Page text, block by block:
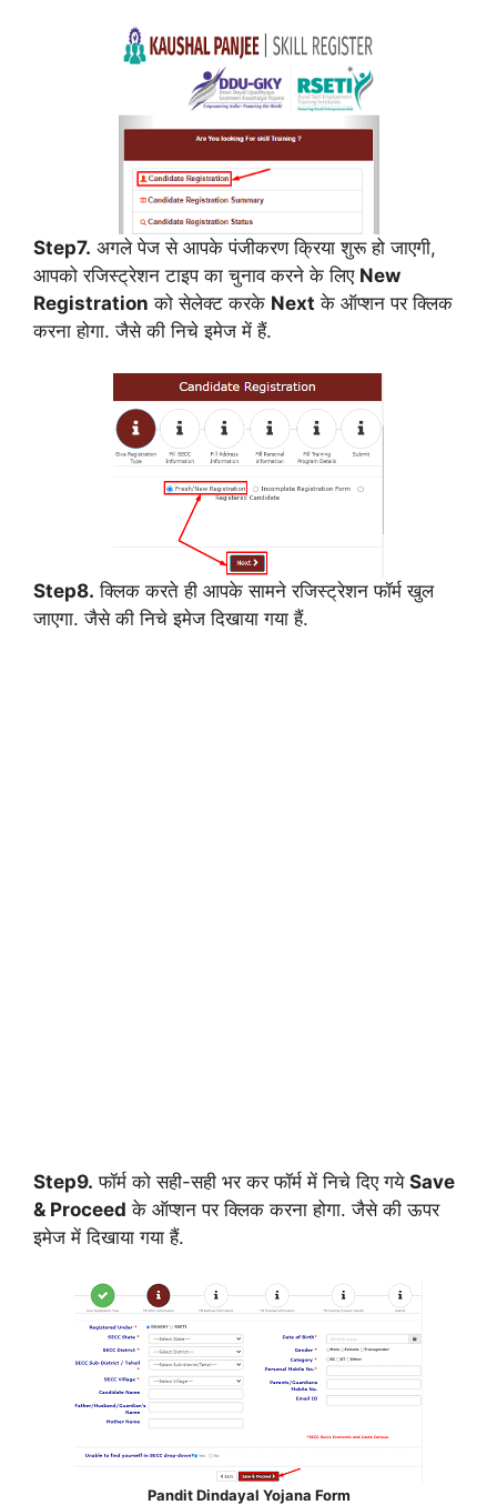
Step7. अगले पेज से आपके पंजीकरण क्रिया शुरू हो जाएगी,
आपको रजिस्ट्रेशन टाइप का चुनाव करने के लिए New
Registration को सेलेक्ट करके Next के ऑप्शन पर क्लिक
करना होगा. जैसे की निचे इमेज में हैं.
Step8. क्लिक करते ही आपके सामने रजिस्ट्रेशन फॉर्म खुल
जाएगा. जैसे की निचे इमेज दिखाया गया हैं.
Step9. फॉर्म को सही-सही भर कर फॉर्म में निचे दिए गये Save
& Proceed के ऑप्शन पर क्लिक करना होगा. जैसे की ऊपर
इमेज में दिखाया गया हैं.
Pandit Dindayal Yojana Form